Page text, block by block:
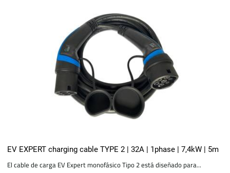
EV EXPERT charging cable TYPE 2 | 32A | 1phase | 7,4kW | 5m
El cable de carga EV Expert monofásico Tipo 2 está diseñado para...